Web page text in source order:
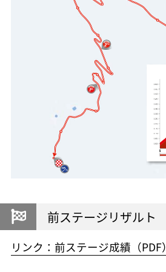
前ステージリザルト
リンク：前ステージ成績（PDF）